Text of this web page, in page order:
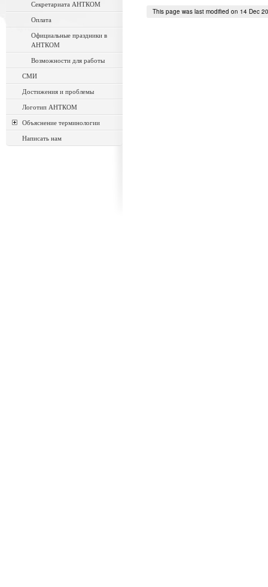
Секретариата АНТКОМ
Оплата
Официальные праздники в
АНТКОМ
Возможности для работы
СМИ
Достижения и проблемы
Логотип АНТКОМ
Объяснение терминологии
Написать нам
This page was last modified on 14 Dec